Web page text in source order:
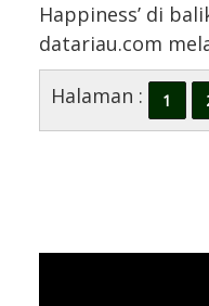
Happiness’ di
datariau.com
Halaman :
1